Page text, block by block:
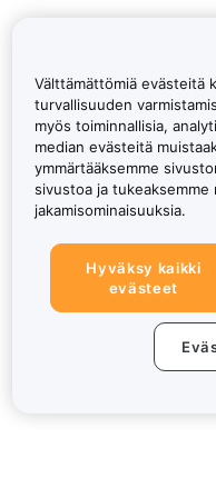
Välttämättömiä evästeitä
turvallisuuden
myös toiminnallisia,
median evästeitä
ymmärtääksemme
sivustoa ja tukeaksemme
jakamisominaisuuksia.
Hyväksy kaikki
evästeet